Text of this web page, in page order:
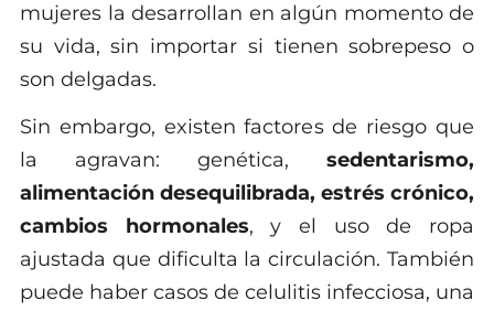
mujeres la desarrollan en algún momento de
su vida, sin importar si tienen sobrepeso o
son delgadas.
Sin embargo, existen factores de riesgo que
la agravan: genética, sedentarismo,
alimentación desequilibrada, estrés crónico,
cambios hormonales, y el uso de ropa
ajustada que dificulta la circulación. También
puede haber casos de celulitis infecciosa, una